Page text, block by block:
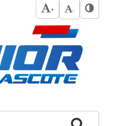
+ -